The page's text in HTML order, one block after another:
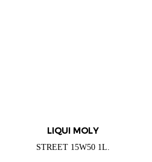
LIQUI MOLY
STREET 15W50 1L.